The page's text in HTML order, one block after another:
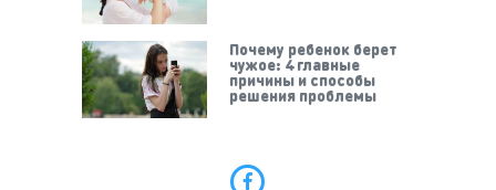
Почему ребенок берет
чужое: 4 главные
причины и способы
решения проблемы